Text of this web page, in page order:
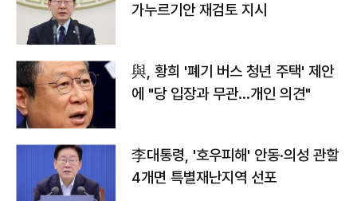
가누르기안 재검토 지시
與, 황희 '폐기 버스 청년 주택' 제안
에 "당 입장과 무관…개인 의견"
李대통령, '호우피해' 안동·의성 관할
4개면 특별재난지역 선포